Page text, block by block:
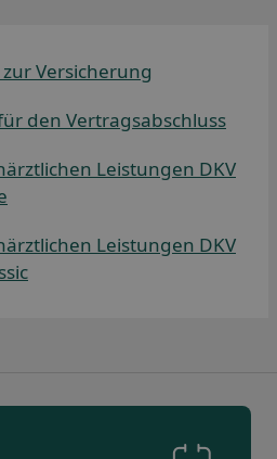
Versicherung
den Vertragsabschluss
Leistungen DKV
Leistungen DKV